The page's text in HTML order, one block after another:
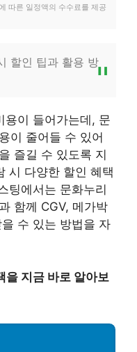
따른 일정액의 수수료를 제공
할인 팁과 활용 방
용이 들어가는데, 문
이 줄어들 수 있어
즐길 수 있도록 지
시 다양한 할인 혜택
팅에서는 문화누리
함께 CGV, 메가박
수 있는 방법을 자
을 지금 바로 알아보